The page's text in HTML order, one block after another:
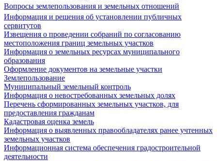
Вопросы землепользования и земельных отношений
Информация и решения об установлении публичных
сервитутов
Извещения о проведении собраний по согласованию
местоположения границ земельных участков
Информация о земельных ресурсах муниципального
образования
Оформление документов на земельные участки
Землепользование
Муниципальный земельный контроль
Информация о невостребованных земельных долях
Перечень сформированных земельных участков, для
предоставления гражданам
Кадастровая оценка земель
Информация о выявленных правообладателях ранее учтенных
земельных участков
Информационная система обеспечения градостроительной
деятельности